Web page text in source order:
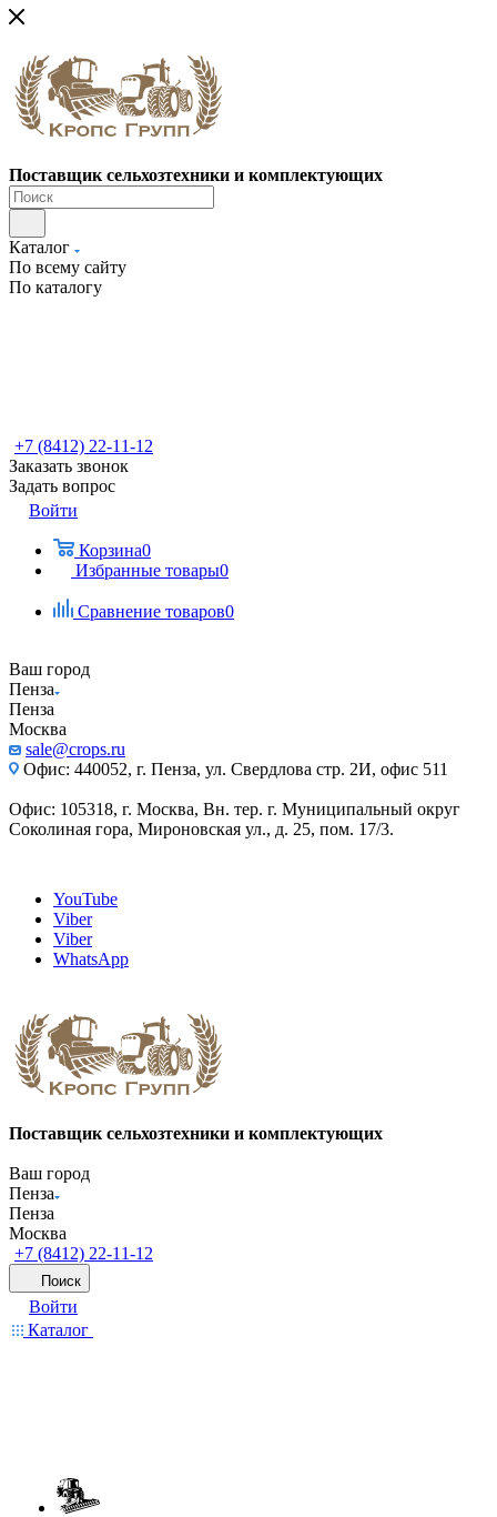
Поставщик сельхозтехники и комплектующих
Каталог
По всему сайту
По каталогу
+7 (8412) 22-11-12
Заказать звонок
Задать вопрос
Войти
Корзина0
Избранные товары0
Сравнение товаров0
Ваш город
Пенза
Пенза
Москва
sale@crops.ru
Офис: 440052, г. Пенза, ул. Свердлова стр. 2И, офис 511
Офис: 105318, г. Москва, Вн. тер. г. Муниципальный округ
Соколиная гора, Мироновская ул., д. 25, пом. 17/3.
YouTube
Viber
Viber
WhatsApp
Поставщик сельхозтехники и комплектующих
Ваш город
Пенза
Пенза
Москва
+7 (8412) 22-11-12
Поиск
Войти
Каталог